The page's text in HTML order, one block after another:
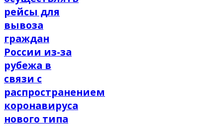
рейсы для
вывоза
граждан
России из-за
рубежа в
связи с
распространением
коронавируса
нового типа